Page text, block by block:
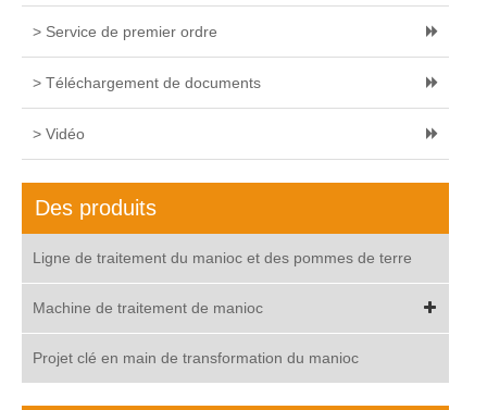
> Service de premier ordre
> Téléchargement de documents
> Vidéo
Des produits
Ligne de traitement du manioc et des pommes de terre
Machine de traitement de manioc
Projet clé en main de transformation du manioc